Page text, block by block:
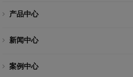
产品中心
新闻中心
案例中心